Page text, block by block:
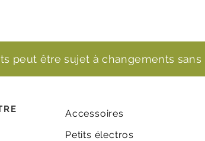
peut être sujet à changements sans
Accessoires
Petits électros